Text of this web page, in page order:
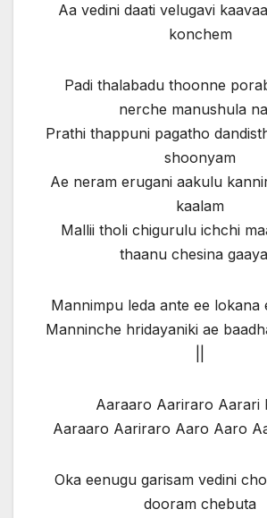
Aa vedini daati velugavi
konchem
Padi thalabadu thoonne
nerche manushula
Prathi thappuni pagatho
shoonyam
Ae neram erugani aakulu
kaalam
Mallii tholi chigurulu ichchi
thaanu chesina
Mannimpu leda ante ee lokana
Manninche hridayaniki ae
Aaraaro Aariraro Aarari
Aaraaro Aariraro Aaro Aaro
Oka eenugu garisam vedini
dooram chebuta